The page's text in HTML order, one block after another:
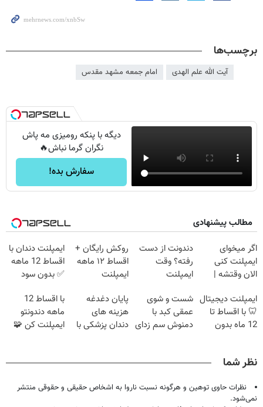
برچسب‌ها
آیت الله علم الهدی امام جمعه مشهد مقدس
دیگه با پنکه رومیزی مه پاش
نگران گرما نباش🔥
سفارش بده!
مطالب پیشنهادی
اگر میخوای
ایمپلنت کنی
الان وقتشه |
میلیون تومان!!!
دندونت از دست
رفته؟ وقت
ایمپلنت
روکش رایگان +
اقساط ۱۲ ماهه
ایمپلنت
ایمپلنت دندان با
اقساط 12 ماهه
✅ بدون سود
ایمپلنت دیجیتال
🦷 با اقساط تا
12 ماه بدون
شست و شوی
عمقی کبد با
دمنوش سم زدای
پایان دغدغه
هزینه های
دندان پزشکی با
با اقساط 12
ماهه دندونتو
ایمپلنت کن 🧩
نظر شما
نظرات حاوی توهین و هرگونه نسبت ناروا به اشخاص حقیقی و حقوقی منتشر
نمی‌شود.